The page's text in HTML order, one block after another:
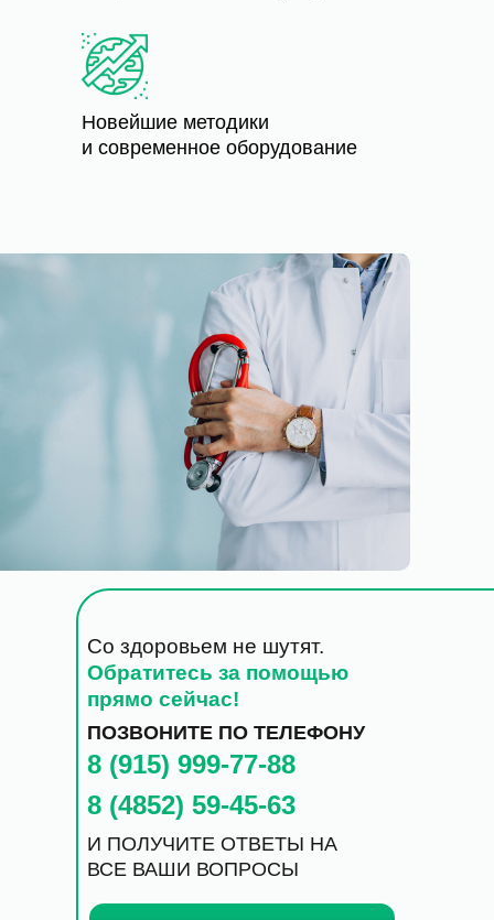
Новейшие методики
и современное оборудование
Со здоровьем не шутят.
Обратитесь за помощью
прямо сейчас!
ПОЗВОНИТЕ ПО ТЕЛЕФОНУ
И ПОЛУЧИТЕ ОТВЕТЫ НА
ВСЕ ВАШИ ВОПРОСЫ
8 (915) 999-77-88
8 (4852) 59-45-63